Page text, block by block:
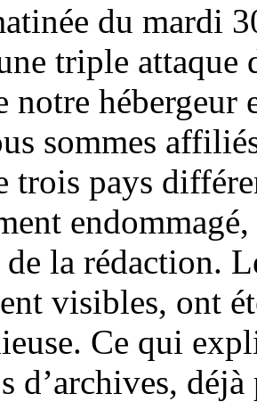
du mardi
triple
notre
sommes
trois pays
la rédaction.
visibles, ont
Ce qui
d’archives,